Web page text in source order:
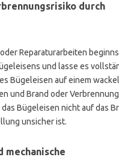
durch
Reparaturarbeiten
und lasse es
Bügeleisen auf einem
und Brand oder
Bügeleisen nicht auf das
unsicher ist.
mechanische